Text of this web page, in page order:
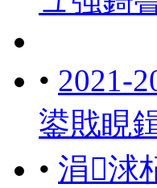
• 2021-
鍙戝睍
• 涓浗